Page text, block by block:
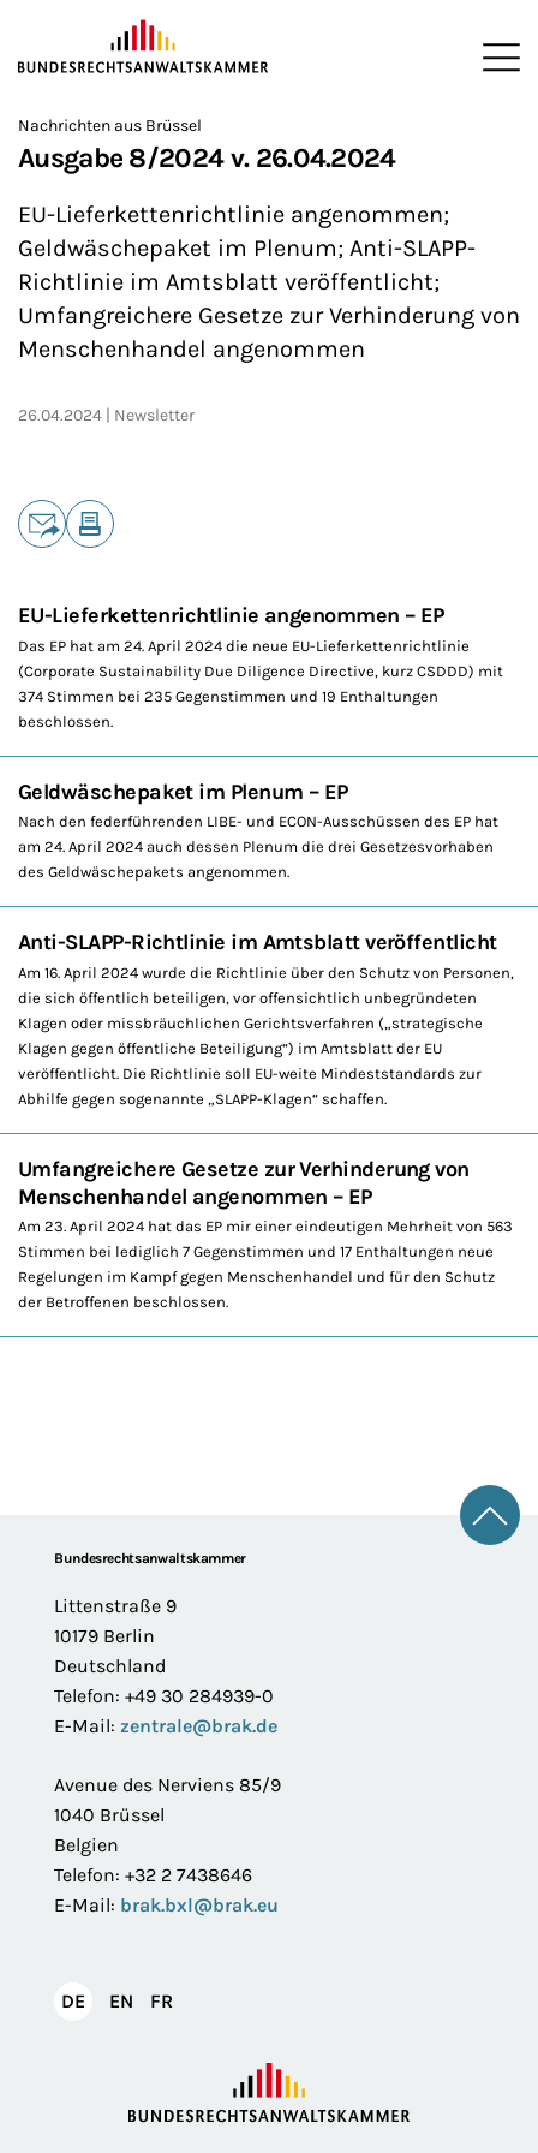
ZUM HAUPTINHALT SPRINGEN
Sie befinden sich hier:
>
Startseite
>
Newsroom
Nachrichten aus Brüssel
Ausgabe 8/2024 v. 26.04.2024
EU-Lieferkettenrichtlinie angenommen;
Geldwäschepaket im Plenum; Anti-SLAPP-
Richtlinie im Amtsblatt veröffentlicht;
Umfangreichere Gesetze zur Verhinderung von
Menschenhandel angenommen
26.04.2024 Newsletter
Teilen
EU-Lieferkettenrichtlinie angenommen – EP
Das EP hat am 24. April 2024 die neue EU-Lieferkettenrichtlinie
(Corporate Sustainability Due Diligence Directive, kurz CSDDD) mit
374 Stimmen bei 235 Gegenstimmen und 19 Enthaltungen
beschlossen.
Geldwäschepaket im Plenum – EP
Nach den federführenden LIBE- und ECON-Ausschüssen des EP hat
am 24. April 2024 auch dessen Plenum die drei Gesetzesvorhaben
des Geldwäschepakets angenommen.
Anti-SLAPP-Richtlinie im Amtsblatt veröffentlicht
Am 16. April 2024 wurde die Richtlinie über den Schutz von Personen,
die sich öffentlich beteiligen, vor offensichtlich unbegründeten
Klagen oder missbräuchlichen Gerichtsverfahren („strategische
Klagen gegen öffentliche Beteiligung“) im Amtsblatt der EU
veröffentlicht. Die Richtlinie soll EU-weite Mindeststandards zur
Abhilfe gegen sogenannte „SLAPP-Klagen“ schaffen.
Umfangreichere Gesetze zur Verhinderung von
Menschenhandel angenommen – EP
Am 23. April 2024 hat das EP mir einer eindeutigen Mehrheit von 563
Stimmen bei lediglich 7 Gegenstimmen und 17 Enthaltungen neue
Regelungen im Kampf gegen Menschenhandel und für den Schutz
der Betroffenen beschlossen.
FooterBundesrechtsanwaltskammer
Littenstraße 9
10179 Berlin
Deutschland
Telefon: +49 30 284939-0
E-Mail: zentrale@brak.de
Avenue des Nerviens 85/9
1040 Brüssel
Belgien
Telefon: +32 2 7438646
E-Mail: brak.bxl@brak.eu
DEDeutsch
EN English
FR